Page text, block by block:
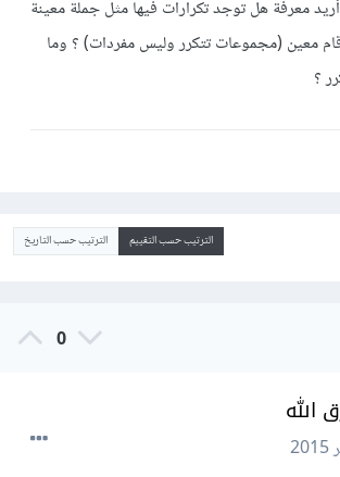
معرفة هل توجد تكرارات فيها مثل جملة معينة
معين (مجموعات تتكرر وليس مفردات) ؟ وما
؟
الترتيب حسب التقييم الترتيب حسب التاريخ
0
الله